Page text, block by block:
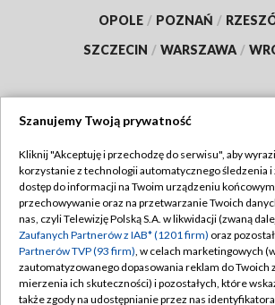
OPOLE / POZNAŃ /
SZCZECIN / WARSZAWA /
TVP
Abonament TVP
Emisja w TVP
Centrum informacji TVP
Naziemna Telewizja Cyfrowa
Regulamin TVP
Polityka prywatności
Moje zgody
Pomoc
Szanujemy Twoją prywatność
Kliknij "Akceptuję i przechodzę do serwisu", aby
korzystanie z technologii automatycznego śledzenia i
dostęp do informacji na Twoim urządzeniu
przechowywanie oraz na przetwarzanie Twoich
nas, czyli Telewizję Polską S.A. w likwidacji (zwaną
Zaufanych Partnerów z IAB* (1201 firm) oraz
Partnerów TVP (93 firm), w celach marketingowych
zautomatyzowanego dopasowania reklam do Twoich
mierzenia ich skuteczności) i pozostałych, które
także zgody na udostępnianie przez nas identyfikatora